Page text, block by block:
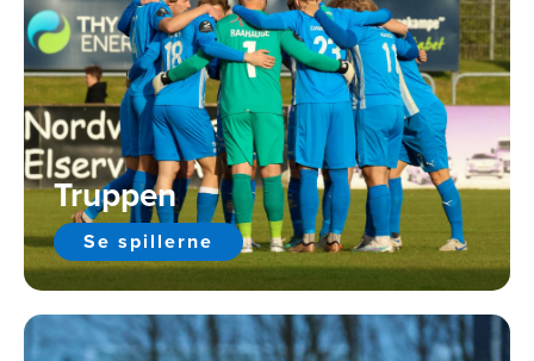
Truppen
Se spillerne